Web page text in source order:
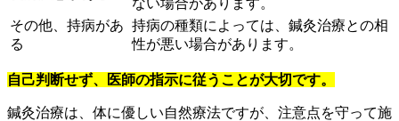
その他、持病があ
る
持病の種類によっては、鍼灸治療との相
性が悪い場合があります。
自己判断せず、医師の指示に従うことが大切です。
鍼灸治療は、体に優しい自然療法ですが、注意点を守って施